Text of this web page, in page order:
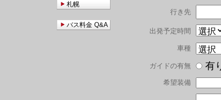
行き先
出発予定時間
車種
ガイドの有無
希望装備
札幌
バス料金 Q&A